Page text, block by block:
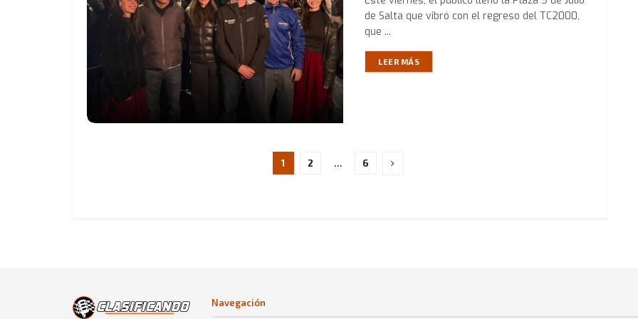
de Salta que vibró con el regreso del TC2000,
que ...
LEER MÁS
1 2 … 6
Navegación